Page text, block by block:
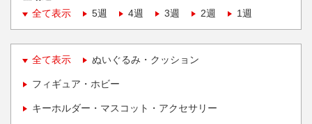
全て表示
5週 4週 3週 2週 1週
全て表示 ぬいぐるみ・クッション
フィギュア・ホビー
キーホルダー・マスコット・アクセサリー